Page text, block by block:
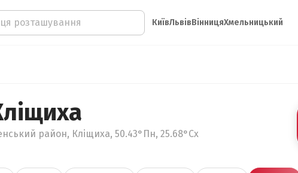
КиївЛьвівВінницяХмельницький
район, Кліщиха, 50.43°Пн, 25.68°Сх